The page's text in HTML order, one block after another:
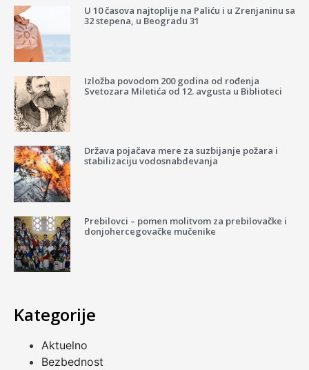
U 10 časova najtoplije na Paliću i u Zrenjaninu sa
32 stepena, u Beogradu 31
Izložba povodom 200 godina od rođenja
Svetozara Miletića od 12. avgusta u Biblioteci
Država pojačava mere za suzbijanje požara i
stabilizaciju vodosnabdevanja
Prebilovci – pomen molitvom za prebilovačke i
donjohercegovačke mučenike
Kategorije
Aktuelno
Bezbednost